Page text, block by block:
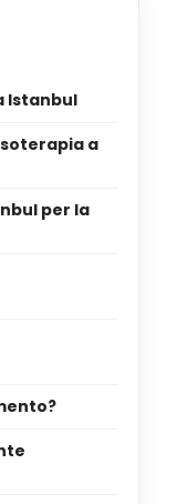
Istanbul
a
per la